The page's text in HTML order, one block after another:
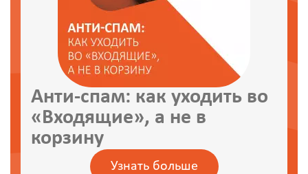
Анти-спам: как уходить во
«Входящие», а не в
корзину
Узнать больше